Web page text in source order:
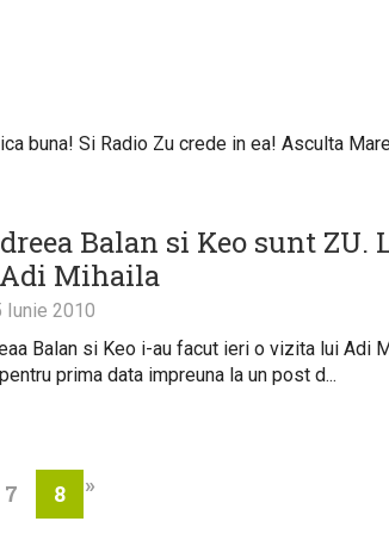
buna! Si Radio Zu crede in ea! Asculta
Balan si Keo sunt ZU.
Mihaila
Iunie 2010
Balan si Keo i-au facut ieri o vizita lui Adi
prima data impreuna la un post d...
7 8 »